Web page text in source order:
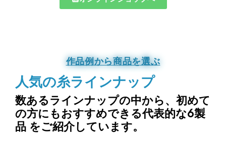
作品例から商品を選ぶ
人気の糸ラインナップ
数あるラインナップの中から、 初めて
の方にもおすすめできる代表的な6製
品 をご紹介しています。